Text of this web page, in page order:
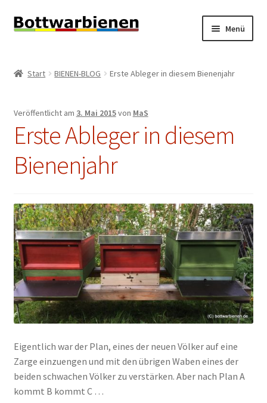
Zur
Zum
Menü
INFORMATIONEN
Start BIENEN-BLOG Erste Ableger in diesem Bienenjahr
Veröffentlicht am 3. Mai 2015von MaS
Erste Ableger in diesem
Bienenjahr
Eigentlich war der Plan, eines der neuen Völker auf eine
Zarge einzuengen und mit den übrigen Waben eines der
beiden schwachen Völker zu verstärken. Aber nach Plan A
kommt B kommt C …